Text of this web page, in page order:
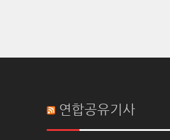
연합공유기사